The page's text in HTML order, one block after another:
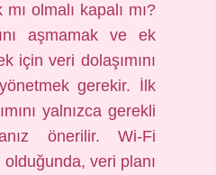
mı olmalı kapalı mı?
aşmamak ve ek
için veri dolaşımını
gerekir. İlk
yalnızca gerekli
önerilir. Wi-Fi
olduğunda, veri planı